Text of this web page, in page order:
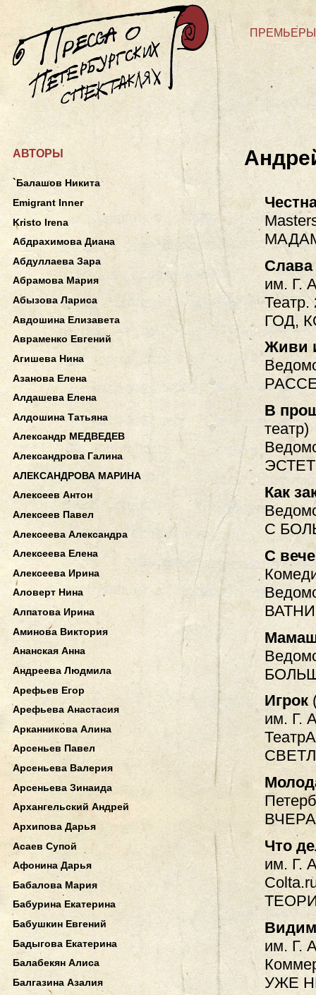
ПРЕМЬЕРЫ
Слава
им. Г.
Театр.
ГОД,
Живи
В
театр)
Как
С
С
Игрок
им. Г.
Что
им. Г.
им. Г.
УЖЕ
АВТОРЫ
`Балашов Никита
Emigrant Inner
Kristo Irena
Абдрахимова Диана
Абдуллаева Зара
Абрамова Мария
Абызова Лариса
Авдошина Елизавета
Авраменко Евгений
Агишева Нина
Азанова Елена
Алдашева Елена
Алдошина Татьяна
Александр МЕДВЕДЕВ
Александрова Галина
АЛЕКСАНДРОВА МАРИНА
Алексеев Антон
Алексеев Павел
Алексеева Александра
Алексеева Елена
Алексеева Ирина
Аловерт Нина
Алпатова Ирина
Аминова Виктория
Ананская Анна
Андреева Людмила
Арефьев Егор
Арефьева Анастасия
Арканникова Алина
Арсеньев Павел
Арсеньева Валерия
Арсеньева Зинаида
Архангельский Андрей
Архипова Дарья
Асаев Супой
Афонина Дарья
Бабалова Мария
Бабурина Екатерина
Бабушкин Евгений
Бадыгова Екатерина
Балабекян Алиса
Балгазина Азалия